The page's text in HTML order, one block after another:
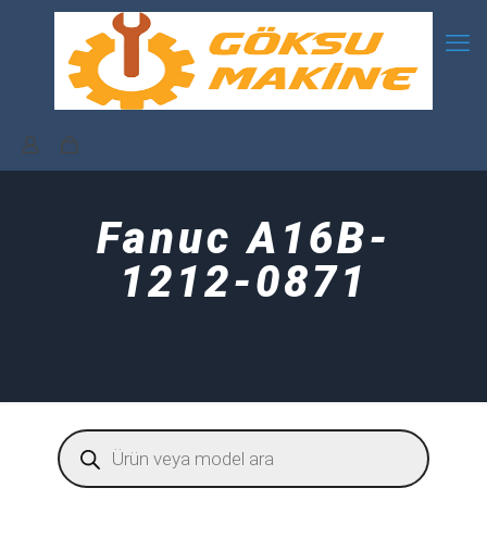
Fanuc A16B-
1212-0871
Products
search